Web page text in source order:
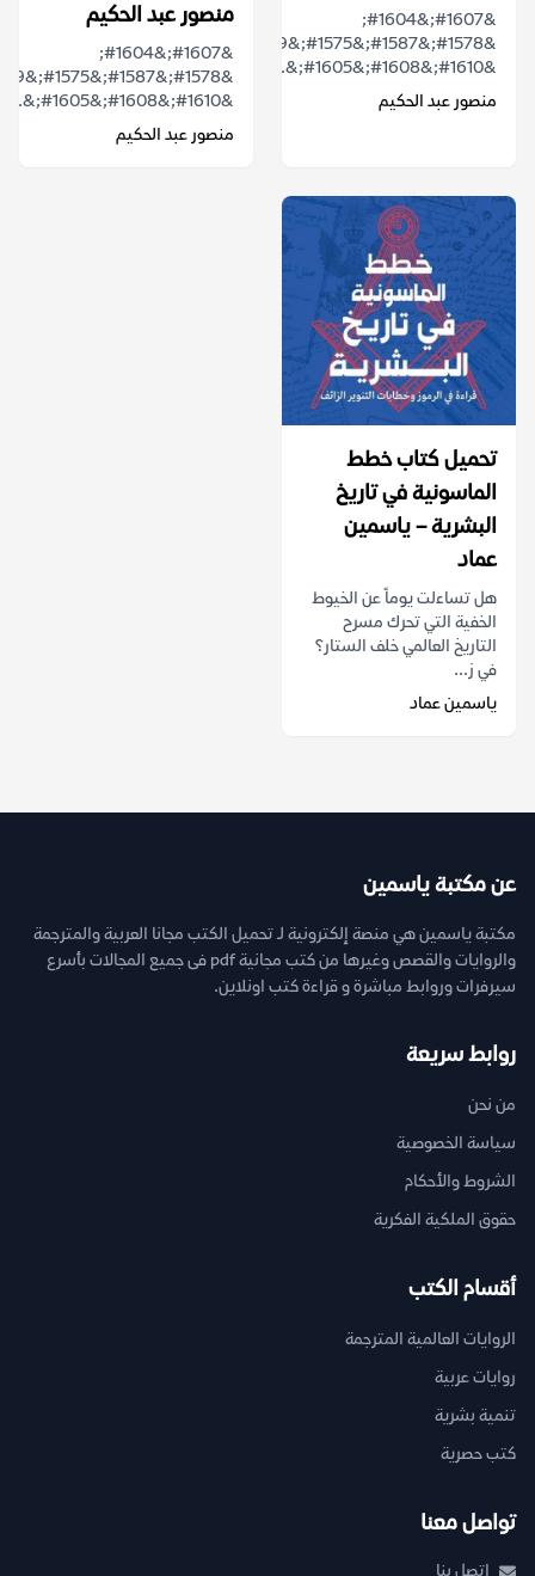
&#1607;&#1604;
&#1610;&#1608;&#1605;&...
منصور عبد الحكيم
منصور عبد الحكيم
&#1607;&#1604;
&#1610;&#1608;&#1605;&...
منصور عبد الحكيم
تحميل كتاب خطط
الماسونية في تاريخ
البشرية – ياسمين
عماد
هل تساءلت يوماً عن الخيوط
الخفية التي تحرك مسرح
التاريخ العالمي خلف الستار؟
في ز...
ياسمين عماد
عن مكتبة ياسمين
مكتبة ياسمين هي منصة إلكترونية لـ تحميل الكتب مجانا العربية والمترجمة
والروايات والقصص وغيرها من كتب مجانية pdf فى جميع المجالات بأسرع
سيرفرات وروابط مباشرة و قراءة كتب اونلاين.
روابط سريعة
من نحن
سياسة الخصوصية
الشروط والأحكام
حقوق الملكية الفكرية
أقسام الكتب
الروايات العالمية المترجمة
روايات عربية
تنمية بشرية
كتب حصرية
تواصل معنا
اتصل بنا